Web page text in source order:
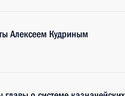
Алексеем Кудриным